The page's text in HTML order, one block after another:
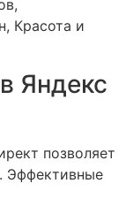
Красота и
Яндекс
позволяет
Эффективные